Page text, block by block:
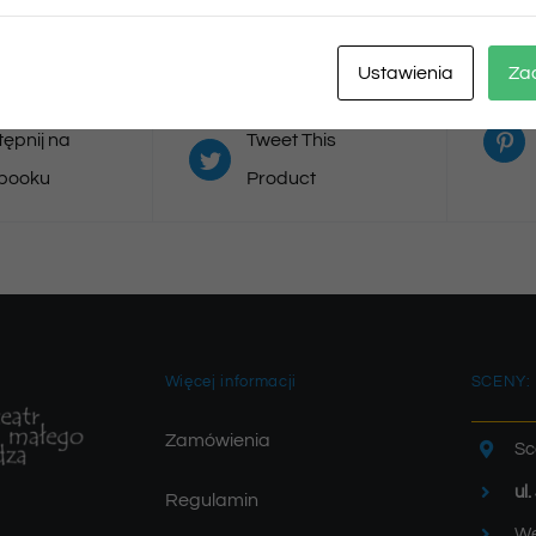
na
Tweet This
Product
Więcej informacji
Zamówienia
Regulamin
SCENY:
Ustawienia